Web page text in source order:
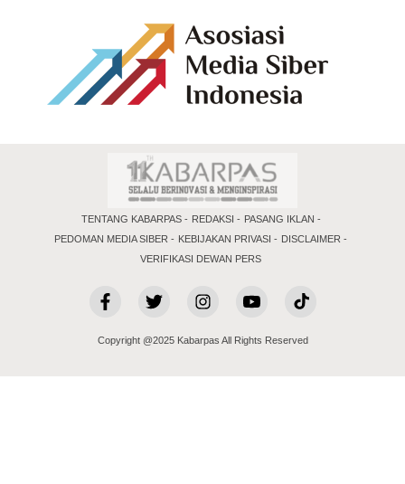
TENTANG KABARPAS REDAKSI
PASANG IKLAN
PEDOMAN MEDIA SIBER
KEBIJAKAN PRIVASI
DISCLAIMER
VERIFIKASI DEWAN PERS
Copyright @2025 Kabarpas All Rights Reserved